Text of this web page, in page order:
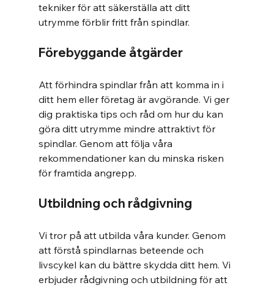
tekniker för att säkerställa att ditt
utrymme förblir fritt från spindlar.
Förebyggande åtgärder
Att förhindra spindlar från att komma in i
ditt hem eller företag är avgörande. Vi ger
dig praktiska tips och råd om hur du kan
göra ditt utrymme mindre attraktivt för
spindlar. Genom att följa våra
rekommendationer kan du minska risken
för framtida angrepp.
Utbildning och rådgivning
Vi tror på att utbilda våra kunder. Genom
att förstå spindlarnas beteende och
livscykel kan du bättre skydda ditt hem. Vi
erbjuder rådgivning och utbildning för att